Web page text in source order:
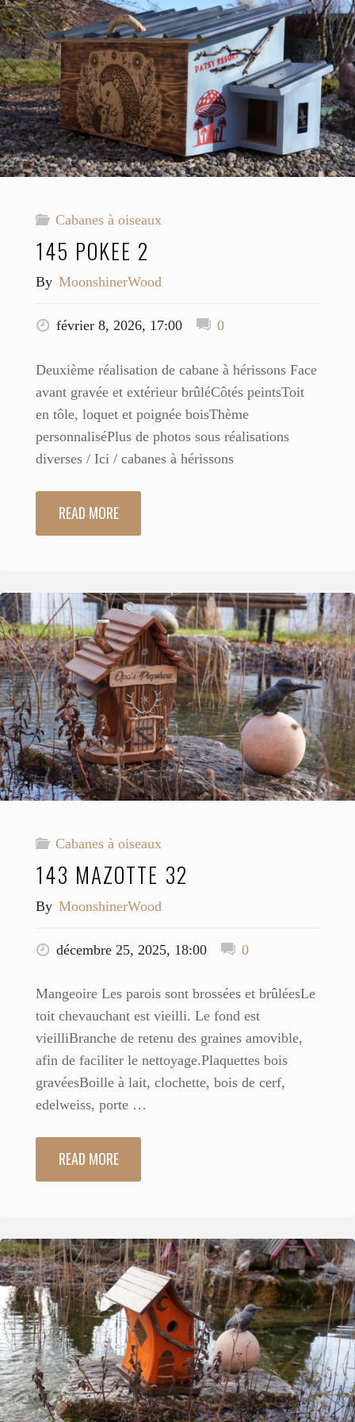
Cabanes à oiseaux
145 POKEE 2
By MoonshinerWood
février 8, 2026, 17:00 0
Deuxième réalisation de cabane à hérissons Face
avant gravée et extérieur brûléCôtés peintsToit
en tôle, loquet et poignée boisThème
personnaliséPlus de photos sous réalisations
diverses / Ici / cabanes à hérissons
READ MORE"145
2"
Cabanes à oiseaux
143 MAZOTTE 32
By MoonshinerWood
décembre 25, 2025, 18:00 0
Mangeoire Les parois sont brossées et brûléesLe
toit chevauchant est vieilli. Le fond est
vieilliBranche de retenu des graines amovible,
afin de faciliter le nettoyage.Plaquettes bois
gravéesBoille à lait, clochette, bois de cerf,
edelweiss, porte …
READ MORE"143
32"